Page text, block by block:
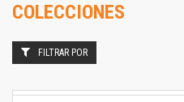
COLECCIONES
FILTRAR POR